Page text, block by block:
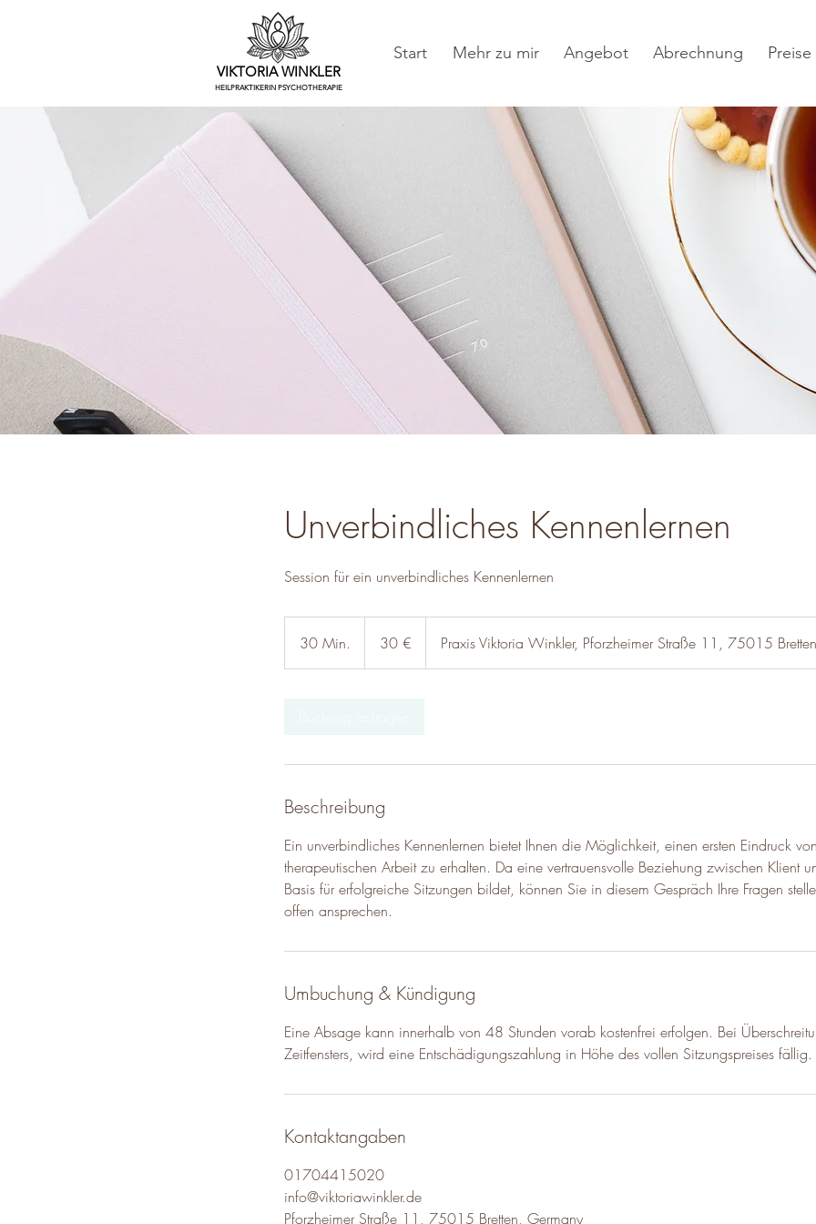
Start Mehr zu mir Angebot Abrechnung Preise
VIKTORIA WINKLER
HEILPRAKTIKERIN PSYCHOTHERAPIE
Unverbindliches Kennenlernen
Session für ein unverbindliches Kennenlernen
30 Min.
0
30 € Praxis Viktoria Winkler, Pforzheimer Straße 11, 75015 Bretten
Beschreibung
Ein unverbindliches Kennenlernen bietet Ihnen die Möglichkeit, einen ersten Eindruck
therapeutischen Arbeit zu erhalten. Da eine vertrauensvolle Beziehung zwischen Klient
Basis für erfolgreiche Sitzungen bildet, können Sie in diesem Gespräch Ihre Fragen
offen ansprechen.
Umbuchung & Kündigung
Eine Absage kann innerhalb von 48 Stunden vorab kostenfrei erfolgen. Bei
Zeitfensters, wird eine Entschädigungszahlung in Höhe des vollen Sitzungspreises fällig.
Kontaktangaben
01704415020
info@viktoriawinkler.de
Pforzheimer Straße 11, 75015 Bretten, Germany